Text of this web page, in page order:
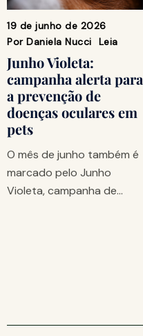
19 de junho de 2026
Por Daniela Nucci Leia
Junho Violeta:
campanha alerta para
a prevenção de
doenças oculares em
pets
O mês de junho também é
marcado pelo Junho
Violeta, campanha de…